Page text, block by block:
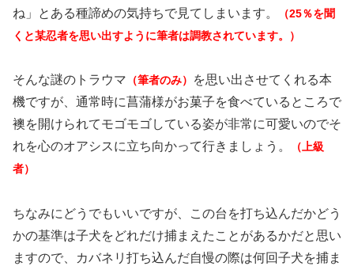
ね」とある種諦めの気持ちで見てしまいます。
（25％を聞
くと某忍者を思い出すように筆者は調教されています。）
そんな謎のトラウマ （筆者のみ）
を思い出させてくれる本
機ですが、通常時に菖蒲様がお菓子を食べているところで
襖を開けられてモゴモゴしている姿が非常に可愛いのでそ
れを心のオアシスに立ち向かって行きましょう。
（上級
者）
ちなみにどうでもいいですが、この台を打ち込んだかどう
かの基準は子犬をどれだけ捕まえたことがあるかだと思い
ますので、カバネリ打ち込んだ自慢の際は何回子犬を捕ま